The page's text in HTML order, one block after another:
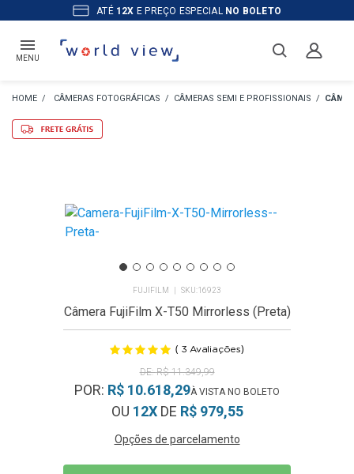
ATÉ 12X E PREÇO ESPECIAL NO BOLETO
MENU
CÂMERAS FOTOGRÁFICAS CÂMERAS SEMI E PROFISSIONAIS
FUJIFILM 16923
Câmera FujiFilm X-T50 Mirrorless (Preta)
( 3 Avaliações)
R$ 11.349,99
POR: R$ 10.618,29
OU 12XDE R$ 979,55
Opções de parcelamento